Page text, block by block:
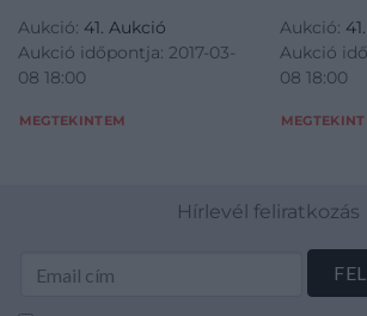
Aukció: 41. Aukció
Aukció időpontja: 2017-03-
08 18:00
MEGTEKINTEM
Aukció:
Aukció
08 18:00
Hírlevél feliratkozás